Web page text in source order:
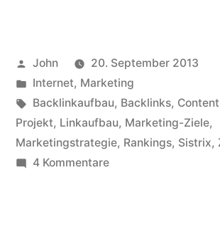
meine
englische
Hotel-
Website“
Veröffentlicht
von
John
20. September 2013
Veröffentlicht
in
Internet, Marketing
Schlagwörter:
Backlinkaufbau, Backlinks, Content
Projekt, Linkaufbau, Marketing-Ziele,
Marketingstrategie, Rankings, Sistrix,
4 Kommentarezu